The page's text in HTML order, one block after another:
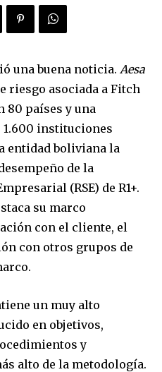
una buena noticia. Aesa
riesgo asociada a Fitch
80 países y una
1.600 instituciones
entidad boliviana la
de la
(RSE) de R1+.
su marco
con el cliente, el
con otros grupos de
un muy alto
en objetivos,
y
alto de la metodología.